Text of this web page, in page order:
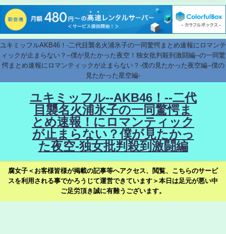
ユキミッフルAKB46！-二代目襲名火浦氷子の一同驚愕まとめ速報にロマンテ
ィックが止まらない？--僕が見たかった夜空！独女批判殺到激闘編--の一同驚
愕まとめ速報にロマンティックが止まらない？-僕の見たかった夜空編--僕の
見たかった星空編-
ユキミッフル--AKB46！--二代
目襲名火浦氷子の一同驚愕ま
とめ速報！にロマンティック
が止まらない？僕が見たかっ
た夜空-独女批判殺到激闘編
腐女子＜お客様皆様が掲載の記事等へアクセス、閲覧、こちらのサービ
スを利用される事でかろうじて運営できています＞本日は足元が悪い中
ご足労頂き誠に有難うございます。